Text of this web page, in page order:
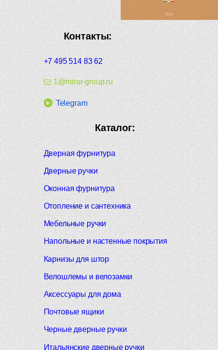
Контакты:
+7 495 514 83 62
1@mirar-group.ru
Telegram
Каталог:
Дверная фурнитура
Дверные ручки
Оконная фурнитура
Отопление и сантехника
Мебельные ручки
Напольные и настенные покрытия
Карнизы для штор
Велошлемы и велозамки
Аксессуары для дома
Почтовые ящики
Черные дверные ручки
Итальянские дверные ручки